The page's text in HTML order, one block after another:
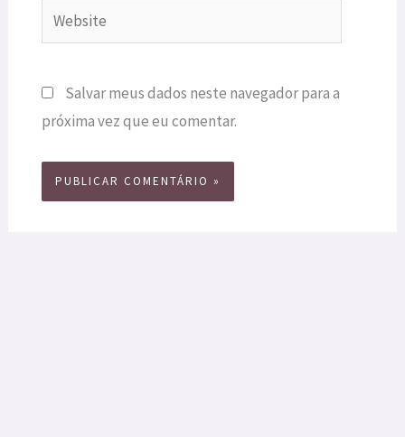
Website
Salvar meus dados neste navegador para a
próxima vez que eu comentar.